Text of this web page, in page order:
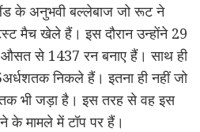
के अनुभवी बल्लेबाज जो रूट ने
मैच खेले हैं। इस दौरान उन्होंने 29
औसत से 1437 रन बनाए हैं। साथ ही
निकले हैं। इतना ही नहीं जो
भी जड़ा है। इस तरह से वह इस
के मामले में टॉप पर हैं।